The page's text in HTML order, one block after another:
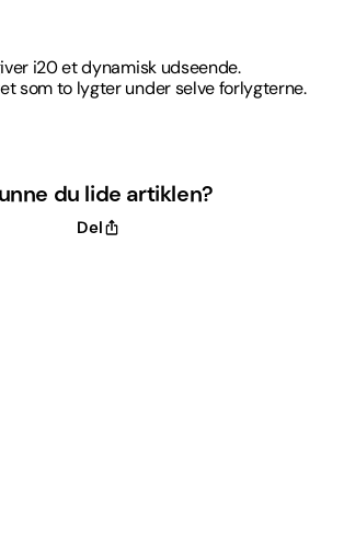
i20 et dynamisk udseende.
som to lygter under selve forlygterne.
du lide artiklen?
Del